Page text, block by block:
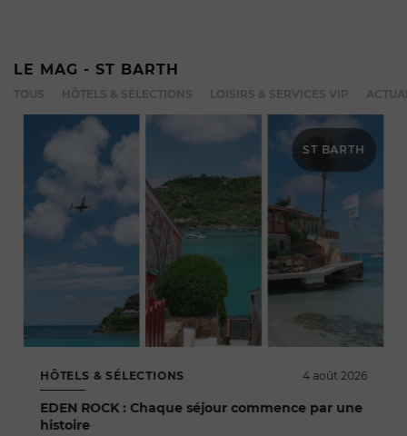
LE MAG - ST BARTH
HÔTELS & SÉLECTIONS
ST BARTH
HÔTELS & SÉLECTIONS 4 août 2026
EDEN ROCK : Chaque séjour commence par une
histoire